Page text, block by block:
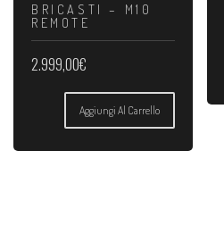
BRICASTI – M10
REMOTE
2.999,00€
Aggiungi Al Carrello